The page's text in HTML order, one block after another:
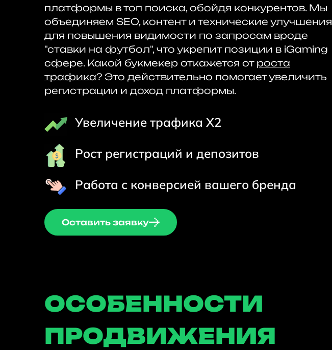
платформы в топ поиска, обойдя конкурентов. Мы
объединяем SEO, контент и технические улучшения
для повышения видимости по запросам вроде
"ставки на футбол", что укрепит позиции в iGaming
сфере. Какой букмекер откажется от роста
трафика? Это действительно помогает увеличить
регистрации и доход платформы.
Увеличение трафика Х2
Рост регистраций и депозитов
Работа с конверсией вашего бренда
Оставить заявку
ОСОБЕННОСТИ
ПРОДВИЖЕНИЯ